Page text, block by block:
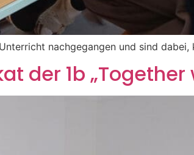
nachgegangen und sind
der 1b „Together